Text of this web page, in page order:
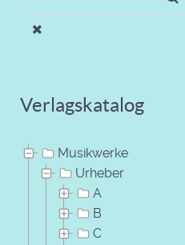
Verlagskatalog
Musikwerke
Urheber
A
B
C